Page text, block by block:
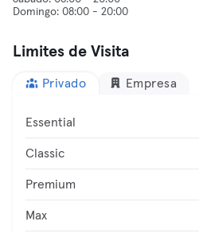
Limites de Visita
Privado Empresa
Essential
Classic
Premium
Max